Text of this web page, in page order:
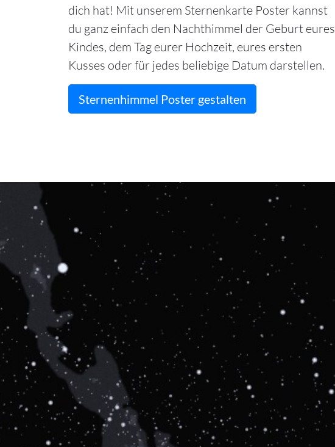
dich hat! Mit unserem Sternenkarte Poster kannst
du ganz einfach den Nachthimmel der Geburt eures
Kindes, dem Tag eurer Hochzeit, eures ersten
Kusses oder für jedes beliebige Datum darstellen.
Sternenhimmel Poster gestalten